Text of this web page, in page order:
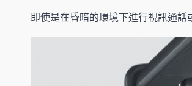
即使是在昏暗的環境下進行視訊通